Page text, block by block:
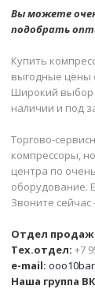
Вы можете
подобрать
Купить
выгодные цены
Широкий выбор
наличии и под
Торгово-
компрессоры,
центра по
оборудование.
Звоните
Отдел
Тех.отдел: +7
e-mail:
Наша группа